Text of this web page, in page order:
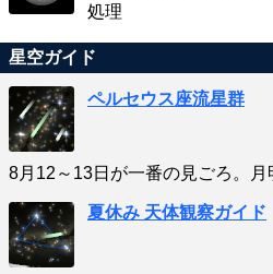
処理
星空ガイド
ペルセウス座流星群
8月12～13日が一番の見ごろ。月
夏休み 天体観察ガイド